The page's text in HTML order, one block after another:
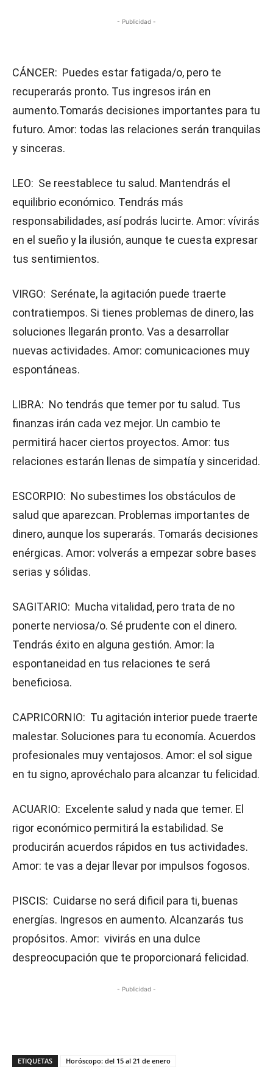
- Publicidad -
CÁNCER: Puedes estar fatigada/o, pero te
recuperarás pronto. Tus ingresos irán en
aumento.Tomarás decisiones importantes para tu
futuro. Amor: todas las relaciones serán tranquilas
y sinceras.
LEO: Se reestablece tu salud. Mantendrás el
equilibrio económico. Tendrás más
responsabilidades, así podrás lucirte. Amor: vívirás
en el sueño y la ilusión, aunque te cuesta expresar
tus sentimientos.
VIRGO: Serénate, la agitación puede traerte
contratiempos. Si tienes problemas de dinero, las
soluciones llegarán pronto. Vas a desarrollar
nuevas actividades. Amor: comunicaciones muy
espontáneas.
LIBRA: No tendrás que temer por tu salud. Tus
finanzas irán cada vez mejor. Un cambio te
permitirá hacer ciertos proyectos. Amor: tus
relaciones estarán llenas de simpatía y sinceridad.
ESCORPIO: No subestimes los obstáculos de
salud que aparezcan. Problemas importantes de
dinero, aunque los superarás. Tomarás decisiones
enérgicas. Amor: volverás a empezar sobre bases
serias y sólidas.
SAGITARIO: Mucha vitalidad, pero trata de no
ponerte nerviosa/o. Sé prudente con el dinero.
Tendrás éxito en alguna gestión. Amor: la
espontaneidad en tus relaciones te será
beneficiosa.
CAPRICORNIO: Tu agitación interior puede traerte
malestar. Soluciones para tu economía. Acuerdos
profesionales muy ventajosos. Amor: el sol sigue
en tu signo, aprovéchalo para alcanzar tu felicidad.
ACUARIO: Excelente salud y nada que temer. El
rigor económico permitirá la estabilidad. Se
producirán acuerdos rápidos en tus actividades.
Amor: te vas a dejar llevar por impulsos fogosos.
PISCIS: Cuidarse no será dificil para ti, buenas
energías. Ingresos en aumento. Alcanzarás tus
propósitos. Amor: vivirás en una dulce
despreocupación que te proporcionará felicidad.
- Publicidad -
ETIQUETAS Horóscopo: del 15 al 21 de enero